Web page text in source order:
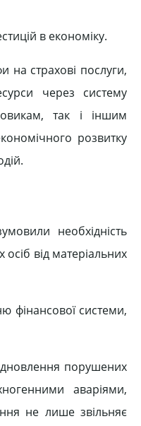
в економіку.
на страхові послуги,
через систему
так і іншим
розвитку
необхідність
від матеріальних
фінансової системи,
порушених
аваріями,
не лише звільняє